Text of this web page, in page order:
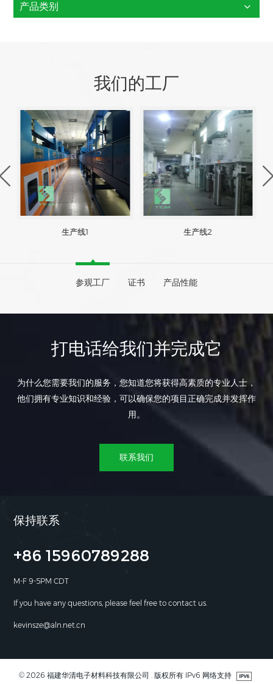
产品类别
我们的工厂
生产线1 生产线2
参观工厂 证书 产品性能
打电话给我们并完成它
为什么您需要我们的服务，您知道您将获得高素质的专业人士，
他们拥有专业知识和经验，可以确保您的项目正确完成并发挥作
用。
联系我们
保持联系
+86 15960789288
M-F 9-5PM CDT
If you have any questions, please feel free to contact us.
kevinsze@aln.net.cn
© 2026 福建华清电子材料科技有限公司 . 版权所有 IPv6 网络支持